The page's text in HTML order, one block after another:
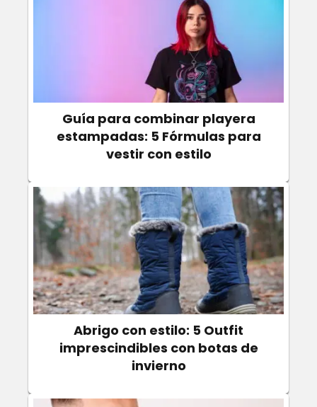
Guía para combinar playera
estampadas: 5 Fórmulas para
vestir con estilo
Abrigo con estilo: 5 Outfit
imprescindibles con botas de
invierno